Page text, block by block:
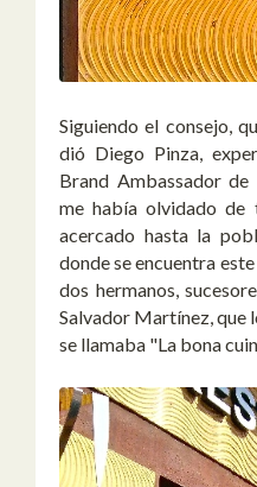
Siguiendo el consejo,
dió Diego Pinza,
Brand Ambassador
me había olvidado de
acercado hasta la
donde se encuentra
dos hermanos,
Salvador Martínez, que
se llamaba "La bona